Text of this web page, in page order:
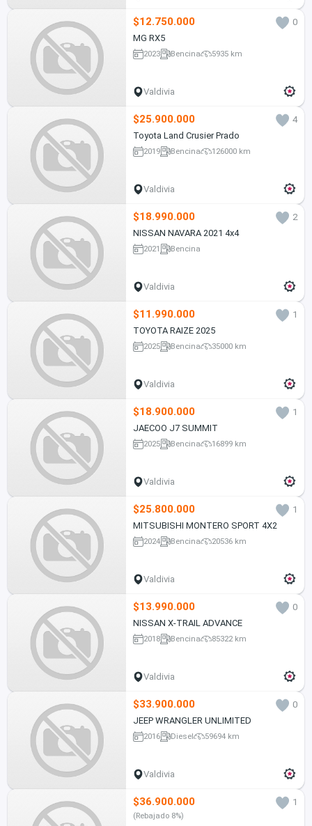
$12.750.000
0
MG RX5
2023 Bencina 5935 km
Valdivia
$25.900.000
4
Toyota Land Crusier Prado
2019 Bencina 126000 km
Valdivia
$18.990.000
2
NISSAN NAVARA 2021 4x4
2021 Bencina
Valdivia
$11.990.000
1
TOYOTA RAIZE 2025
2025 Bencina 35000 km
Valdivia
$18.900.000
1
JAECOO J7 SUMMIT
2025 Bencina 16899 km
Valdivia
$25.800.000
1
MITSUBISHI MONTERO SPORT 4X2
2024 Bencina 20536 km
Valdivia
$13.990.000
0
NISSAN X-TRAIL ADVANCE
2018 Bencina 85322 km
Valdivia
$33.900.000
0
JEEP WRANGLER UNLIMITED
2016 Diesel 59694 km
Valdivia
$36.900.000 1
(Rebajado 8%)